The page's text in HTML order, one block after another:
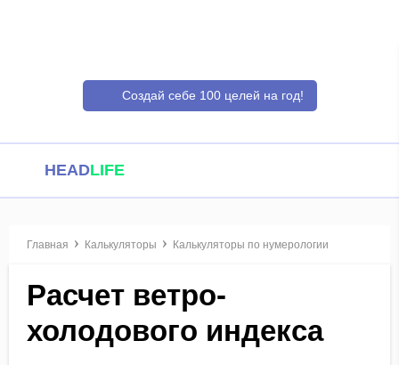
Создай себе 100 целей на год!
HEADLIFE
Главная Калькуляторы Калькуляторы по нумерологии
Расчет ветро-
холодового индекса